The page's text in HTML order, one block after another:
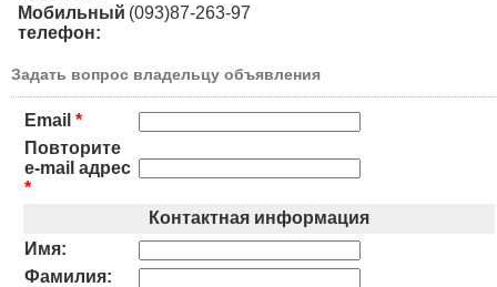
Мобильный
телефон:
(093)87-263-97
Задать вопрос владельцу объявления
Email *
Повторите
e-mail адрес
*
Контактная информация
Имя:
Фамилия: